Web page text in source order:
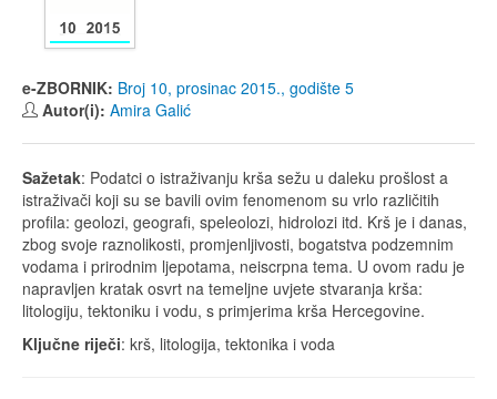
e-ZBORNIK: Broj 10, prosinac 2015., godište 5
Autor(i): Amira Galić
Sažetak: Podatci o istraživanju krša sežu u daleku prošlost a
istraživači koji su se bavili ovim fenomenom su vrlo različitih
profila: geolozi, geografi, speleolozi, hidrolozi itd. Krš je i danas,
zbog svoje raznolikosti, promjenljivosti, bogatstva podzemnim
vodama i prirodnim ljepotama, neiscrpna tema. U ovom radu je
napravljen kratak osvrt na temeljne uvjete stvaranja krša:
litologiju, tektoniku i vodu, s primjerima krša Hercegovine.
Ključne riječi: krš, litologija, tektonika i voda